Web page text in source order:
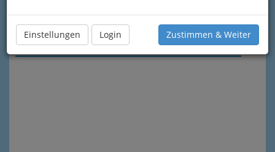
Einstellungen Login Zustimmen & Weiter
Meine Nachricht senden